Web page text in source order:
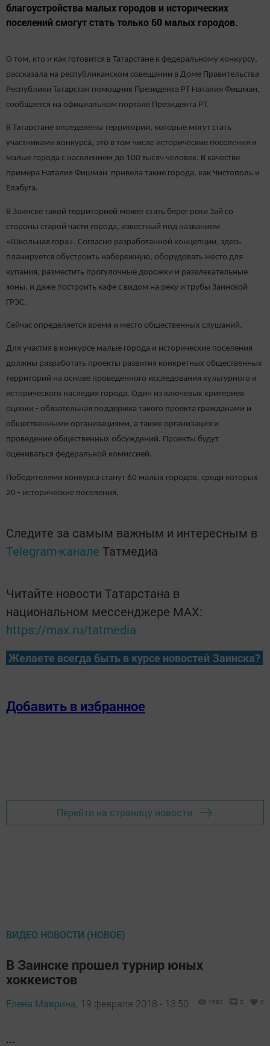
благоустройства малых городов и исторических
поселений смогут стать только 60 малых городов.
О том, кто и как готовится в Татарстане к федеральному конкурсу,
рассказала на республиканском совещании в Доме Правительства
Республики Татарстан помощник Президента РТ Наталия Фишман,
сообщается на официальном портале Президента РТ.
В Татарстане определены территории, которые могут стать
участниками конкурса, это в том числе исторические поселения и
малые города с населением до 100 тысяч человек. В качестве
примера Наталия Фишман привела такие города, как Чистополь и
Елабуга.
В Заинске такой территорией может стать берег реки Зай со
стороны старой части города, известный под названием
«Школьная гора». Согласно разработанной концепции, здесь
планируется обустроить набережную, оборудовать место для
купания, разместить прогулочные дорожки и развлекательные
зоны, и даже построить кафе с видом на реку и трубы Заинской
ГРЭС.
Сейчас определяется время и место общественных слушаний.
Для участия в конкурсе малые города и исторические поселения
должны разработать проекты развития конкретных общественных
территорий на основе проведенного исследования культурного и
исторического наследия города. Один из ключевых критериев
оценки - обязательная поддержка такого проекта гражданами и
общественными организациями, а также организация и
проведение общественных обсуждений. Проекты будут
оцениваться федеральной комиссией.
Победителями конкурса станут 60 малых городов, среди которых
20 - исторические поселения.
Следите за самым важным и интересным в
Telegram-канале Татмедиа
Читайте новости Татарстана в
национальном мессенджере MАХ:
https://max.ru/tatmedia
Желаете всегда быть в курсе новостей Заинска?
Добавить в избранное
Перейти на страницу новости
ВИДЕО НОВОСТИ (НОВОЕ)
В Заинске прошел турнир юных
хоккеистов
Елена Маврина, 19 февраля 2018 - 13:50 1963 0 0
...